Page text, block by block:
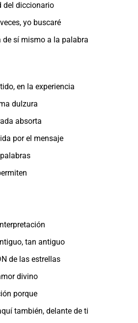
del diccionario
yo buscaré
sí mismo a la palabra
en la experiencia
dulzura
absorta
por el mensaje
tan antiguo
de las estrellas
divino
porque
también, delante de ti